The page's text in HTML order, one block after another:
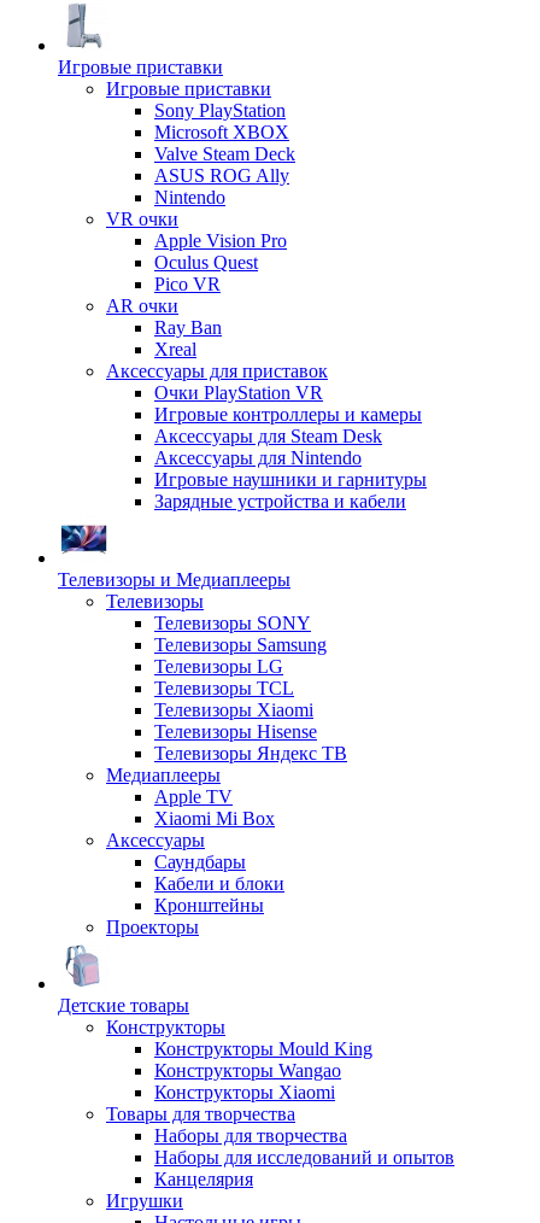
Игровые приставки
Игровые приставки
Sony PlayStation
Microsoft XBOX
Valve Steam Deck
ASUS ROG Ally
Nintendo
VR очки
Apple Vision Pro
Oculus Quest
Pico VR
AR очки
Ray Ban
Xreal
Аксессуары для приставок
Очки PlayStation VR
Игровые контроллеры и камеры
Аксессуары для Steam Desk
Аксессуары для Nintendo
Игровые наушники и гарнитуры
Зарядные устройства и кабели
Телевизоры и Медиаплееры
Телевизоры
Телевизоры SONY
Телевизоры Samsung
Телевизоры LG
Телевизоры TCL
Телевизоры Xiaomi
Телевизоры Hisense
Телевизоры Яндекс ТВ
Медиаплееры
Apple TV
Xiaomi Mi Box
Аксессуары
Саундбары
Кабели и блоки
Кронштейны
Проекторы
Детские товары
Конструкторы
Конструкторы Mould King
Конструкторы Wangao
Конструкторы Xiaomi
Товары для творчества
Наборы для творчества
Наборы для исследований и опытов
Канцелярия
Игрушки